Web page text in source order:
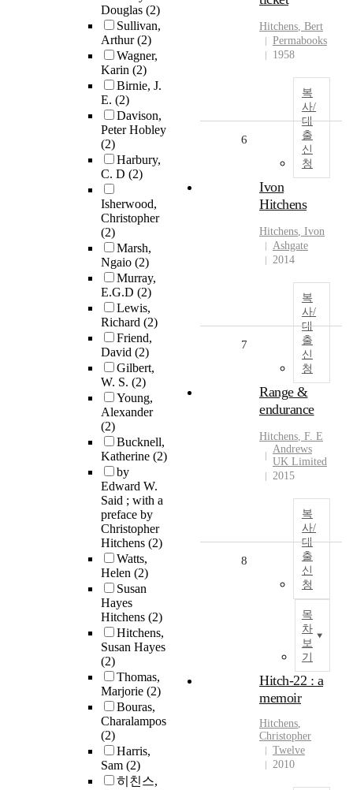
Douglas (2)
Sullivan,
Arthur(2)
Wagner,
Karin (2)
Birnie, J.
E. (2)
Davison,
Peter Hobley
(2)
Harbury,
C. D (2)
Isherwood,
Christopher
(2)
Marsh,
Ngaio (2)
Murray,
E.G.D (2)
Lewis,
Richard (2)
Friend,
David (2)
Gilbert,
W. S. (2)
Young,
Alexander
(2)
Bucknell,
Katherine (2)
by
Edward W.
Said ; with a
preface by
Christopher
Hitchens (2)
Watts,
Helen (2)
Susan
Hayes
Hitchens (2)
Hitchens,
Susan Hayes
(2)
Thomas,
Marjorie (2)
Bouras,
Charalampos
(2)
Harris,
Sam (2)
히친스,
Hitchens, Bert
Permabooks
1958
복
사/
대
출
신
청
6
Ivon
Hitchens
Hitchens, Ivon
Ashgate
2014
복
사/
대
출
신
청
7
Range &
endurance
Hitchens, F. E
Andrews
UK Limited
2015
복
사/
대
출
신
청
목
차
보
기
8
Hitch-22 : a
memoir
Hitchens,
Christopher
Twelve
2010